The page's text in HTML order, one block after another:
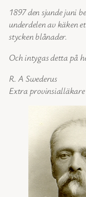
1897 den sjunde juni
underdelen av käken
stycken blånader.
Och intygas detta på
R. A Swederus
Extra provinsialläkare